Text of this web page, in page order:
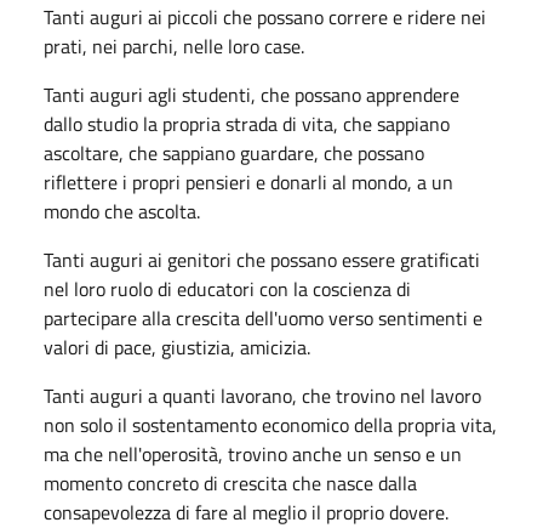
Tanti auguri ai piccoli che possano correre e ridere nei
prati, nei parchi, nelle loro case.
Tanti auguri agli studenti, che possano apprendere
dallo studio la propria strada di vita, che sappiano
ascoltare, che sappiano guardare, che possano
riflettere i propri pensieri e donarli al mondo, a un
mondo che ascolta.
Tanti auguri ai genitori che possano essere gratificati
nel loro ruolo di educatori con la coscienza di
partecipare alla crescita dell'uomo verso sentimenti e
valori di pace, giustizia, amicizia.
Tanti auguri a quanti lavorano, che trovino nel lavoro
non solo il sostentamento economico della propria vita,
ma che nell'operosità, trovino anche un senso e un
momento concreto di crescita che nasce dalla
consapevolezza di fare al meglio il proprio dovere.